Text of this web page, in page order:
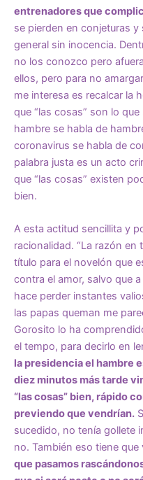
entrenadores que
se pierden en conjeturas
general sin inocencia.
no los conozco pero
ellos, pero para no
me interesa es recalcar la
que “las cosas” son lo
hambre se habla de
coronavirus se habla de
palabra justa es un acto
que “las cosas” existen
bien.
A esta actitud sencillita y
racionalidad. “La razón en
título para el novelón que
contra el amor, salvo que
hace perder instantes
las papas queman me
Gorosito lo ha
el tempo, para decirlo en
la presidencia el hambre
diez minutos más tarde
“las cosas” bien, rápido
previendo que vendrían.
sucedido, no tenía gollete
no. También eso tiene que
que pasamos